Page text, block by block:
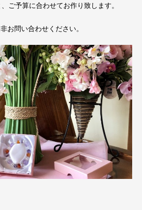
ご予算に合わせてお作り致します。
お問い合わせください。